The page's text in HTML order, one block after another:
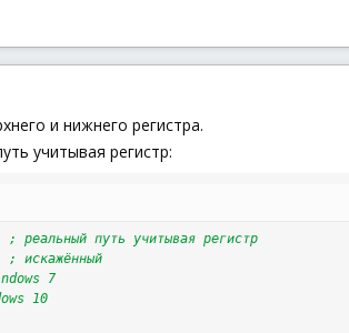
и нижнего регистра.
учитывая регистр:
; реальный путь учитывая регистр
; искажённый
7
10